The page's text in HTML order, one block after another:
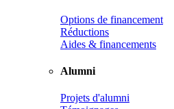
Options de financement
Réductions
Aides & financements
Alumni
Projets d'alumni